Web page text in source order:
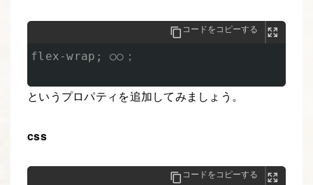
コードをコピーする
flex-wrap; ○○；
というプロパティを追加してみましょう。
css
コードをコピーする